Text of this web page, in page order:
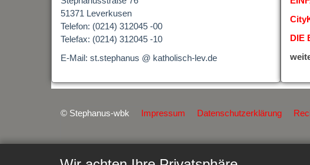
51371 Leverkusen
Telefon: (0214) 312045 -00
Telefax: (0214) 312045 -10
E-Mail: st.stephanus @ katholisch-lev.de
DIE
© Stephanus-wbk Impressum Datenschutzerklärung